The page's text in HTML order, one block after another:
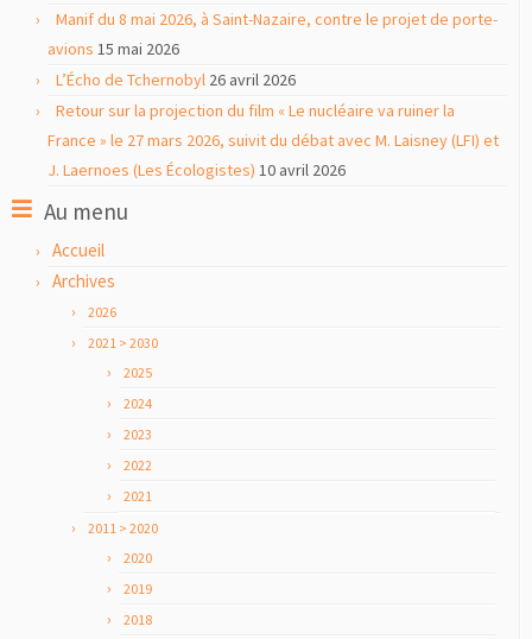
Manif du 8 mai 2026, à Saint-Nazaire, contre le projet de porte-
avions 15 mai 2026
L’Écho de Tchernobyl 26 avril 2026
Retour sur la projection du film « Le nucléaire va ruiner la
France » le 27 mars 2026, suivit du débat avec M. Laisney (LFI) et
J. Laernoes (Les Écologistes) 10 avril 2026
Au menu
Accueil
Archives
2026
2021 > 2030
2025
2024
2023
2022
2021
2011 > 2020
2020
2019
2018